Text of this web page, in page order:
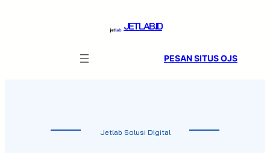
JETLAB.ID
PESAN SITUS OJS
Jetlab Solusi DIgital